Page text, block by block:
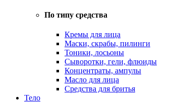
По типу средства
Кремы для лица
Маски, скрабы, пилинги
Тоники, лосьоны
Сыворотки, гели, флюиды
Концентраты, ампулы
Масло для лица
Средства для бритья
Тело